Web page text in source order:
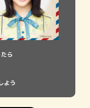
ら
よう